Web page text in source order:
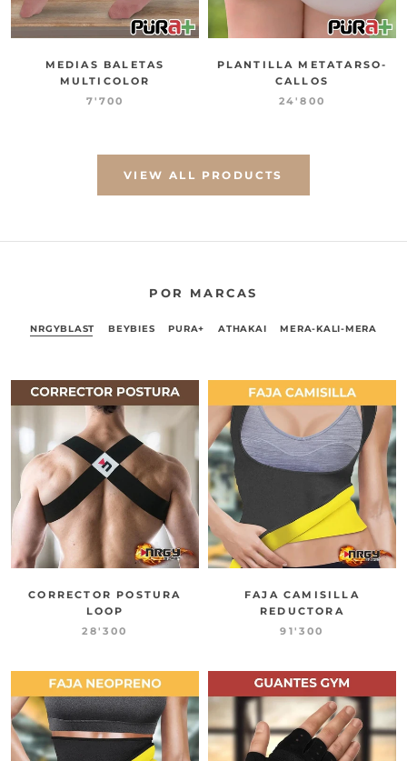
MEDIAS BALETAS
MULTICOLOR
7'700
PLANTILLA METATARSO-
CALLOS
24'800
VIEW ALL PRODUCTS
POR MARCAS
NRGYBLAST BEYBIES PURA+ ATHAKAI MERA-KALI-MERA
CORRECTOR POSTURA
LOOP
28'300
FAJA CAMISILLA
REDUCTORA
91'300